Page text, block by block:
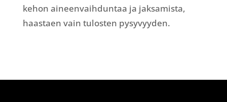
kehon aineenvaihduntaa ja jaksamista,
haastaen vain tulosten pysyvyyden.